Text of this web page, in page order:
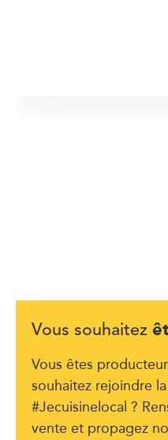
Vous souhaitez
Vous êtes
souhaitez rejoindre
#Jecuisinelocal ?
vente et propagez